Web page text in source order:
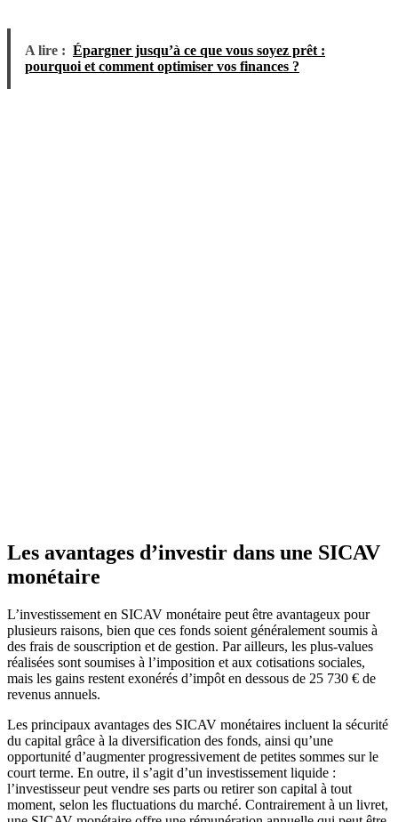
A lire : Épargner jusqu’à ce que vous soyez prêt :
pourquoi et comment optimiser vos finances ?
Les avantages d’investir dans une SICAV
monétaire
L’investissement en SICAV monétaire peut être avantageux pour
plusieurs raisons, bien que ces fonds soient généralement soumis à
des frais de souscription et de gestion. Par ailleurs, les plus-values
réalisées sont soumises à l’imposition et aux cotisations sociales,
mais les gains restent exonérés d’impôt en dessous de 25 730 € de
revenus annuels.
Les principaux avantages des SICAV monétaires incluent la sécurité
du capital grâce à la diversification des fonds, ainsi qu’une
opportunité d’augmenter progressivement de petites sommes sur le
court terme. En outre, il s’agit d’un investissement liquide :
l’investisseur peut vendre ses parts ou retirer son capital à tout
moment, selon les fluctuations du marché. Contrairement à un livret,